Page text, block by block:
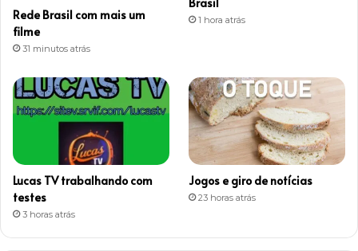
Rede Brasil com mais um
filme
31 minutos atrás
1 hora atrás
Lucas TV trabalhando com
testes
3 horas atrás
Jogos e giro de notícias
23 horas atrás